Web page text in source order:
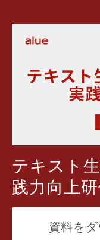
テキスト
践力向上
資料を